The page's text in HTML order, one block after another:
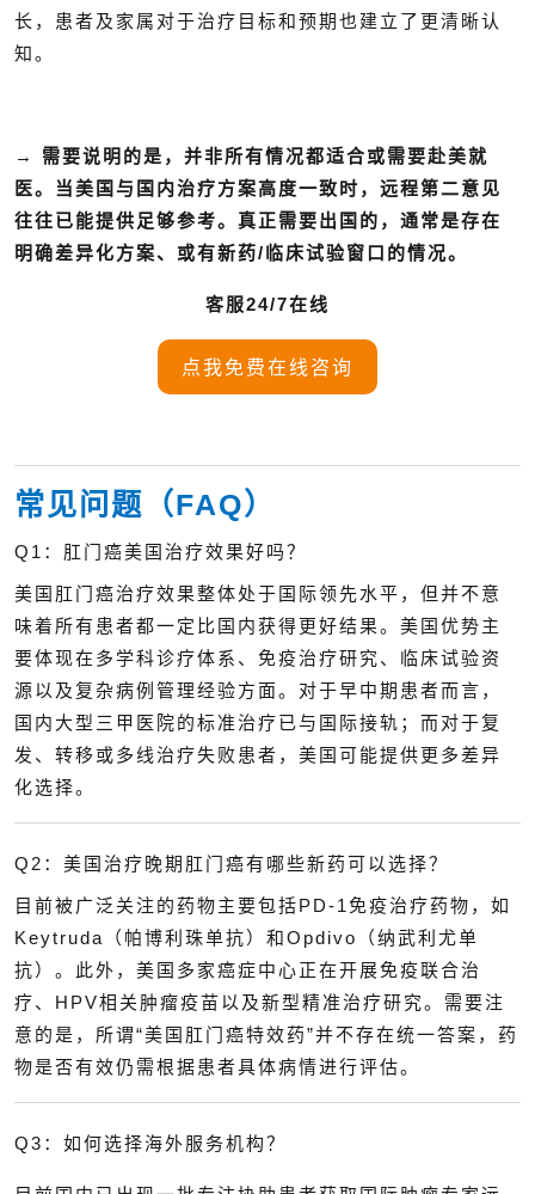
长，患者及家属对于治疗目标和预期也建立了更清晰认
知。
→ 需要说明的是，并非所有情况都适合或需要赴美就
医。当美国与国内治疗方案高度一致时，远程第二意见
往往已能提供足够参考。真正需要出国的，通常是存在
明确差异化方案、或有新药/临床试验窗口的情况。
客服24/7在线
点我免费在线咨询
常见问题（FAQ）
Q1：肛门癌美国治疗效果好吗？
美国肛门癌治疗效果整体处于国际领先水平，但并不意
味着所有患者都一定比国内获得更好结果。美国优势主
要体现在多学科诊疗体系、免疫治疗研究、临床试验资
源以及复杂病例管理经验方面。对于早中期患者而言，
国内大型三甲医院的标准治疗已与国际接轨；而对于复
发、转移或多线治疗失败患者，美国可能提供更多差异
化选择。
Q2：美国治疗晚期肛门癌有哪些新药可以选择？
目前被广泛关注的药物主要包括PD-1免疫治疗药物，如
Keytruda（帕博利珠单抗）和Opdivo（纳武利尤单
抗）。此外，美国多家癌症中心正在开展免疫联合治
疗、HPV相关肿瘤疫苗以及新型精准治疗研究。需要注
意的是，所谓“美国肛门癌特效药”并不存在统一答案，药
物是否有效仍需根据患者具体病情进行评估。
Q3：如何选择海外服务机构？